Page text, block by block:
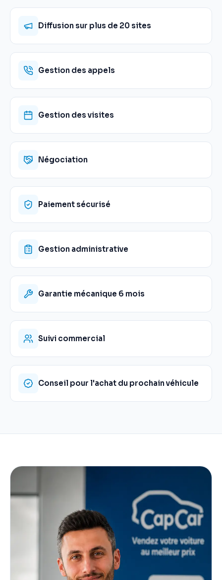
Diffusion sur plus de 20 sites
Gestion des appels
Gestion des visites
Négociation
Paiement sécurisé
Gestion administrative
Garantie mécanique 6 mois
Suivi commercial
Conseil pour l'achat du prochain véhicule